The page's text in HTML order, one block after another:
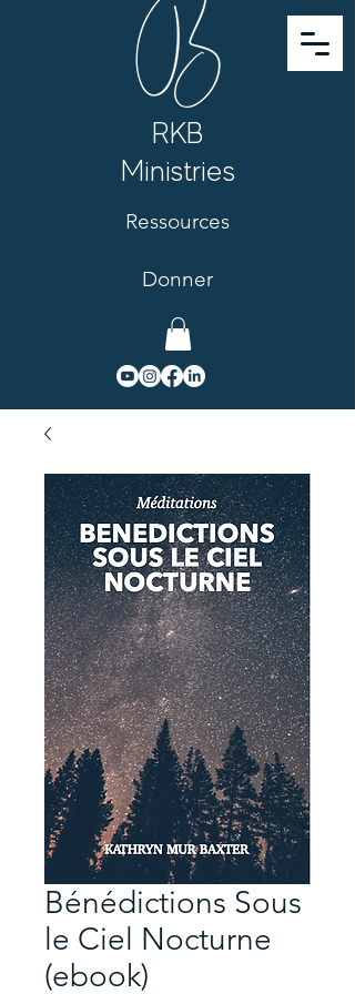
RKB
Ministries
Ressources
Donner
Bénédictions Sous
le Ciel Nocturne
(ebook)